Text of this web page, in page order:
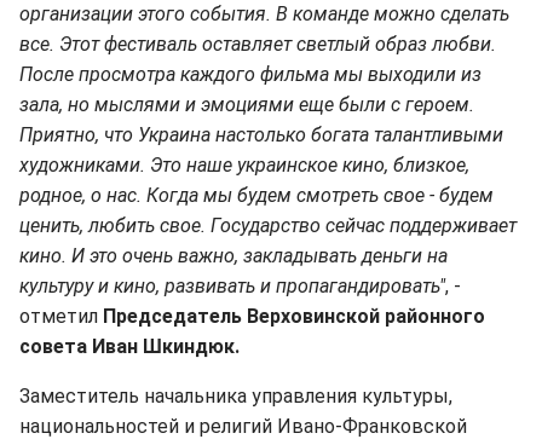
организации этого события. В команде можно сделать
все. Этот фестиваль оставляет светлый образ любви.
После просмотра каждого фильма мы выходили из
зала, но мыслями и эмоциями еще были с героем.
Приятно, что Украина настолько богата талантливыми
художниками. Это наше украинское кино, близкое,
родное, о нас. Когда мы будем смотреть свое - будем
ценить, любить свое. Государство сейчас поддерживает
кино. И это очень важно, закладывать деньги на
культуру и кино, развивать и пропагандировать", -
отметил Председатель Верховинской районного
совета Иван Шкиндюк.
Заместитель начальника управления культуры,
национальностей и религий Ивано-Франковской